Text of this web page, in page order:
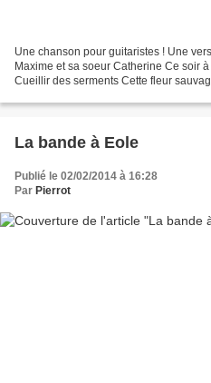
Une chanson pour guitaristes ! Une
Maxime et sa soeur Catherine Ce soir
Cueillir des serments Cette fleur
La bande à Eole
Publié le 02/02/2014 à 16:28
Par Pierrot